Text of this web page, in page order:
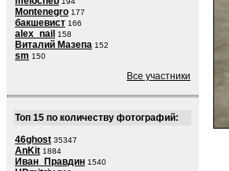
Montenegro 177
бакшевист 166
alex_nail 158
Виталий Мазепа 152
sm 150
Все участники
Топ 15 по количеству фотографий:
46ghost 35347
AnKit 1884
Иван_Правдин 1540